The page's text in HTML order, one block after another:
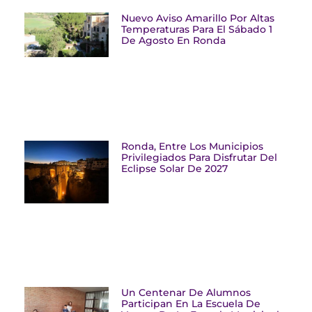
Nuevo Aviso Amarillo Por Altas
Temperaturas Para El Sábado 1
De Agosto En Ronda
Ronda, Entre Los Municipios
Privilegiados Para Disfrutar Del
Eclipse Solar De 2027
Un Centenar De Alumnos
Participan En La Escuela De